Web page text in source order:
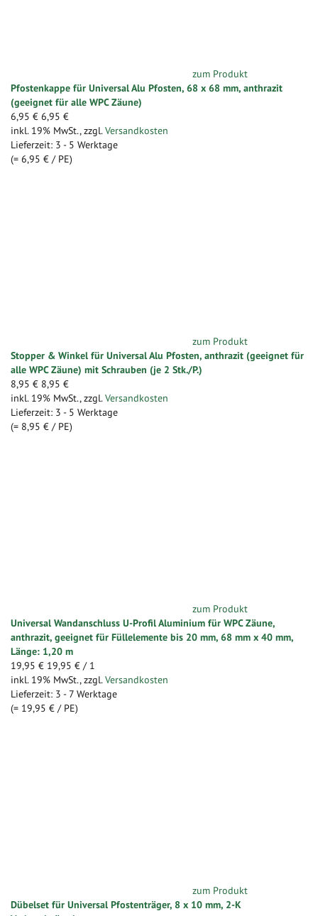
zum Produkt
Pfostenkappe für Universal Alu Pfosten, 68 x 68 mm, anthrazit
(geeignet für alle WPC Zäune)
6,95 € 6,95 €
inkl. 19% MwSt., zzgl. Versandkosten
Lieferzeit: 3 - 5 Werktage
(= 6,95 € / PE)
zum Produkt
Stopper & Winkel für Universal Alu Pfosten, anthrazit (geeignet für
alle WPC Zäune) mit Schrauben (je 2 Stk./P.)
8,95 € 8,95 €
inkl. 19% MwSt., zzgl. Versandkosten
Lieferzeit: 3 - 5 Werktage
(= 8,95 € / PE)
zum Produkt
Universal Wandanschluss U-Profil Aluminium für WPC Zäune,
anthrazit, geeignet für Füllelemente bis 20 mm, 68 mm x 40 mm,
Länge: 1,20 m
19,95 € 19,95 € / 1
inkl. 19% MwSt., zzgl. Versandkosten
Lieferzeit: 3 - 7 Werktage
(= 19,95 € / PE)
zum Produkt
Dübelset für Universal Pfostenträger, 8 x 10 mm, 2-K